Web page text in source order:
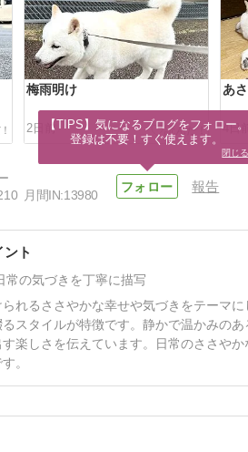
梅雨明け
2日前
あ
4日前
月間IN:13980
報告
ト
常の気づきを丁寧に描写
れるささやかな幸せや気づきをテーマ
スタイルが特徴です。静かで温かみの
楽しさを伝えています。日常のささや
。
【TIPS】気になるブログをフォロー。
登録は不要！すぐ使えます。
閉じる